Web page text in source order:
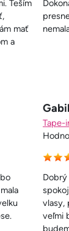
Teším
mať
a
Tape-
vlasy,
veľmi